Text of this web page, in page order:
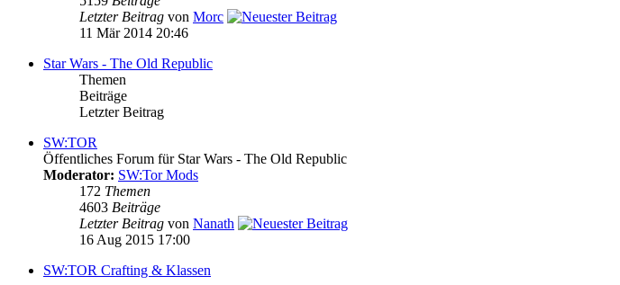
Letzter Beitrag von Morc
11 Mär 2014 20:46
Star Wars - The Old Republic
Themen
Beiträge
Letzter Beitrag
SW:TOR
Öffentliches Forum für Star Wars - The Old Republic
Moderator: SW:Tor Mods
172 Themen
4603 Beiträge
Letzter Beitrag von Nanath
16 Aug 2015 17:00
SW:TOR Crafting & Klassen